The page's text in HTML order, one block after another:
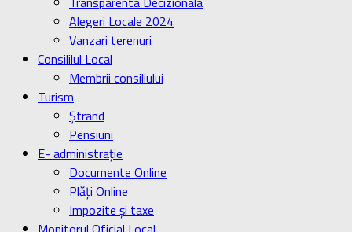
Alegeri Locale 2024
Vanzari terenuri
Consililul Local
Membrii consiliului
Turism
Ştrand
Pensiuni
E- administrație
Documente Online
Plăți Online
Impozite și taxe